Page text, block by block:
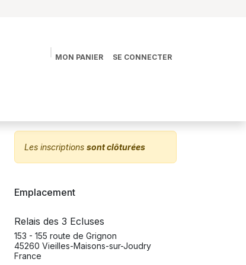
MON PANIER SE CONNECTER
Les inscriptions sont clôturées
Emplacement
Relais des 3 Ecluses
153 - 155 route de Grignon
45260 Vieilles-Maisons-sur-Joudry
France